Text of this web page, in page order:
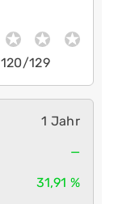
120/129
1 Jahr
—
31,91 %